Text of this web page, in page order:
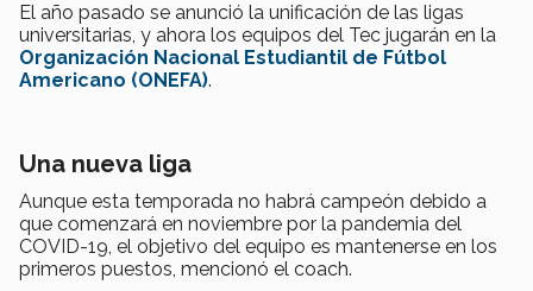
El año pasado se anunció la unificación de las ligas
universitarias, y ahora los equipos del Tec jugarán en la
Organización Nacional Estudiantil de Fútbol
Americano (ONEFA).
Una nueva liga
Aunque esta temporada no habrá campeón debido a
que comenzará en noviembre por la pandemia del
COVID-19, el objetivo del equipo es mantenerse en los
primeros puestos, mencionó el coach.